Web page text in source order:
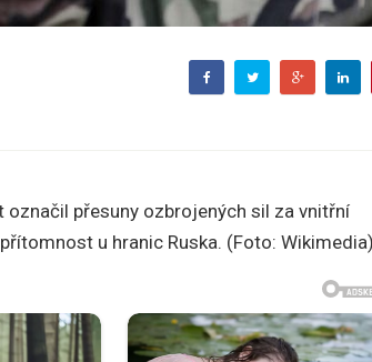
přesuny ozbrojených sil za vnitřní
u hranic Ruska. (Foto: